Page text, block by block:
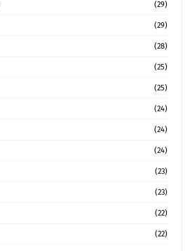
(29)
(29)
(28)
(25)
(25)
(24)
(24)
(24)
(23)
(23)
(22)
(22)